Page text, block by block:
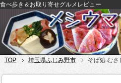
食べ歩き＆お取り寄せグルメレビュー
TOP 埼玉県ふじみ野市 そば処 む